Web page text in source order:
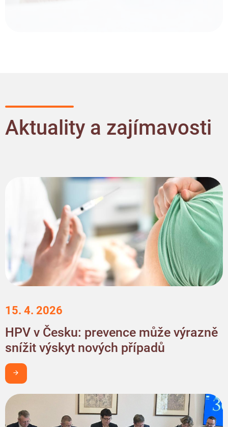
Aktuality a zajímavosti
15. 4. 2026
HPV v Česku: prevence může výrazně
snížit výskyt nových případů